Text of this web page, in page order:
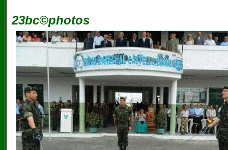
23bc©photos